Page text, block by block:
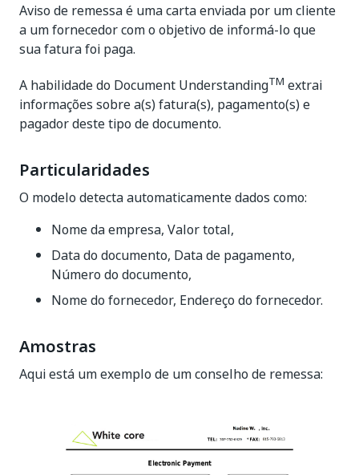
Aviso de remessa é uma carta enviada por um cliente
a um fornecedor com o objetivo de informá-lo que
sua fatura foi paga.
A habilidade do Document UnderstandingTM extrai
informações sobre a(s) fatura(s), pagamento(s) e
pagador deste tipo de documento.
Particularidades
O modelo detecta automaticamente dados como:
Nome da empresa, Valor total,
Data do documento, Data de pagamento,
Número do documento,
Nome do fornecedor, Endereço do fornecedor.
Amostras
Aqui está um exemplo de um conselho de remessa: